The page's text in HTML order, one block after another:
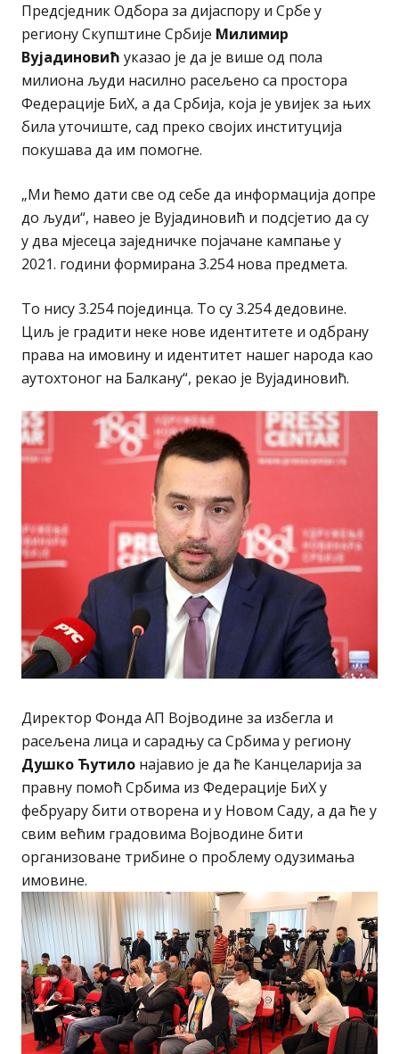
Предсједник Одбора за дијаспору и Србе у
региону Скупштине Србије Милимир
Вујадиновић указао је да је више од пола
милиона људи насилно расељено са простора
Федерације БиХ, а да Србија, која је увијек за њих
била уточиште, сад преко својих институција
покушава да им помогне.
„Ми ћемо дати све од себе да информација допре
до људи“, навео је Вујадиновић и подсјетио да су
у два мјесеца заједничке појачане кампање у
2021. години формирана 3.254 нова предмета.
То нису 3.254 појединца. То су 3.254 дедовине.
Циљ је градити неке нове идентитете и одбрану
права на имовину и идентитет нашег народа као
аутохтоног на Балкану“, рекао је Вујадиновић.
Директор Фонда АП Војводине за избегла и
расељена лица и сарадњу са Србима у региону
Душко Ћутило најавио је да ће Канцеларија за
правну помоћ Србима из Федерације БиХ у
фебруару бити отворена и у Новом Саду, а да ће у
свим већим градовима Војводине бити
организоване трибине о проблему одузимања
имовине.